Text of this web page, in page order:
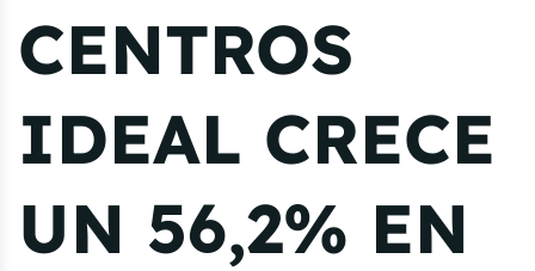
CENTROS
IDEAL CRECE
UN 56,2% EN